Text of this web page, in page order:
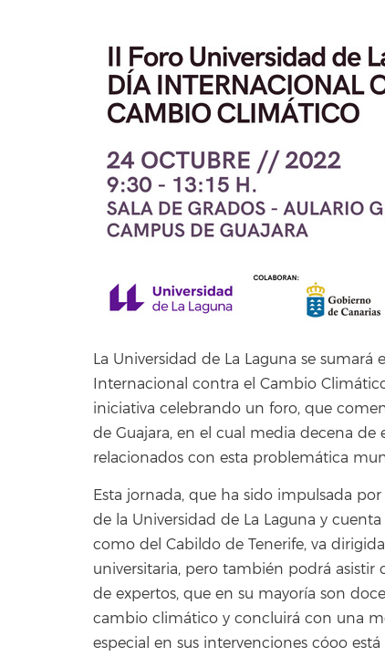
La Universidad de La Laguna se
Internacional contra el Cambio
iniciativa celebrando un foro, que
de Guajara, en el cual media decena de
relacionados con esta problemática
Esta jornada, que ha sido impulsada
de la Universidad de La Laguna y
como del Cabildo de Tenerife, va
universitaria, pero también podrá asistir
de expertos, que en su mayoría son
cambio climático y concluirá con una
especial en sus intervenciones cóoo